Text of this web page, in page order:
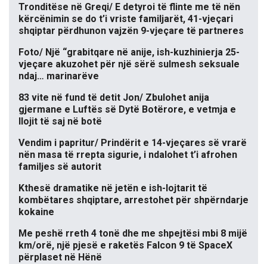
Tronditëse në Greqi/ E detyroi të flinte me të nën
kërcënimin se do t’i vriste familjarët, 41-vjeçari
shqiptar përdhunon vajzën 9-vjeçare të partneres
Foto/ Një “grabitqare në anije, ish-kuzhinierja 25-
vjeçare akuzohet për një sërë sulmesh seksuale
ndaj… marinarëve
83 vite në fund të detit Jon/ Zbulohet anija
gjermane e Luftës së Dytë Botërore, e vetmja e
llojit të saj në botë
Vendim i papritur/ Prindërit e 14-vjeçares së vrarë
nën masa të rrepta sigurie, i ndalohet t’i afrohen
familjes së autorit
Kthesë dramatike në jetën e ish-lojtarit të
kombëtares shqiptare, arrestohet për shpërndarje
kokaine
Me peshë rreth 4 tonë dhe me shpejtësi mbi 8 mijë
km/orë, një pjesë e raketës Falcon 9 të SpaceX
përplaset në Hënë